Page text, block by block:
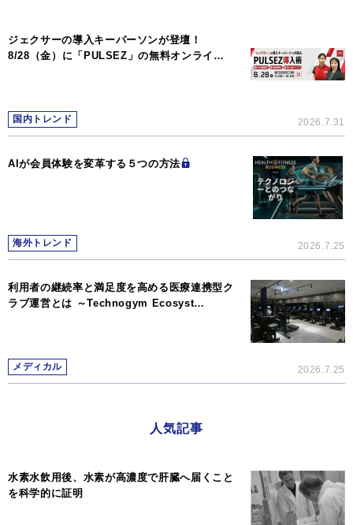
ジェクサーの導入キーパーソンが登壇！
8/28（金）に「PULSEZ」の無料オンライ…
国内トレンド 2026.7.31
AIが会員体験を変革する５つの方法
海外トレンド 2026.7.25
利用者の継続率と満足度を高める医療連携型ク
ラブ運営とは ～Technogym Ecosyst…
メディカル 2026.7.25
人気記事
水素水飲用後、水素が高濃度で肝臓へ届くこと
を科学的に証明